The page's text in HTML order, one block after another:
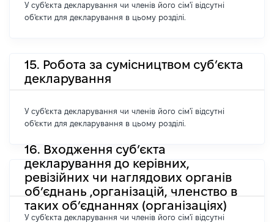
У суб'єкта декларування чи членів його сім'ї відсутні
об'єкти для декларування в цьому розділі.
15. Робота за сумісництвом суб’єкта
декларування
У суб'єкта декларування чи членів його сім'ї відсутні
об'єкти для декларування в цьому розділі.
16. Входження суб’єкта
декларування до керівних,
ревізійних чи наглядових органів
об’єднань ,організацій, членство в
таких об’єднаннях (організаціях)
У суб'єкта декларування чи членів його сім'ї відсутні